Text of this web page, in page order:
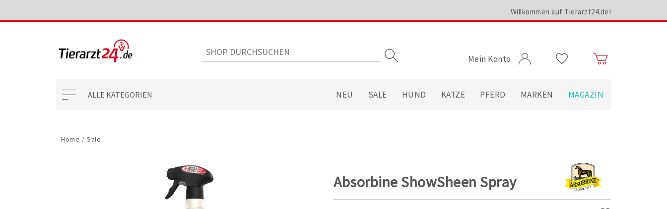
Willkommen auf Tierarzt24.de!
Mein Konto
ALLE KATEGORIEN NEU SALE HUND KATZE PFERD MARKEN MAGAZIN
Home / Sale
Absorbine ShowSheen Spray